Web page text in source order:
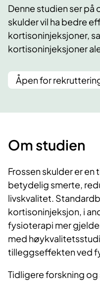
Denne studien ser på
skulder vil ha bedre
kortisoninjeksjoner,
kortisoninjeksjoner
Åpen for
Om studien
Frossen skulder er en
betydelig smerte,
livskvalitet.
kortisoninjeksjon, i
fysioterapi mer
med
tilleggseffekten ved
Tidligere forskning